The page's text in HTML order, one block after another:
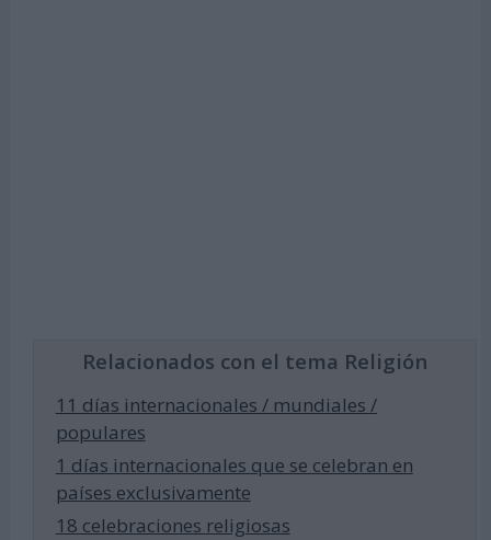
Relacionados con el tema Religión
11 días internacionales / mundiales /
populares
1 días internacionales que se celebran en
países exclusivamente
18 celebraciones religiosas